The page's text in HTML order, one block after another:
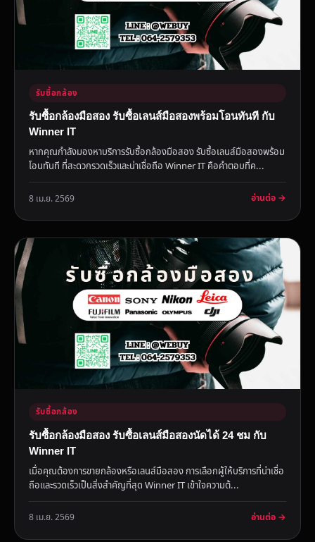
รับซื้อกล้อง
รับซื้อกล้องมือสอง รับซื้อเลนส์มือสองพร้อมโอนทันที กับ
Winner IT
หากคุณกำลังมองหาบริการรับซื้อกล้องมือสอง รับซื้อเลนส์มือสองพร้อม
โอนทันที ที่สะดวกรวดเร็วและน่าเชื่อถือ Winner IT คือคำตอบที่ค...
8 เม.ย. 2569 อ่านต่อ →
รับซื้อกล้อง
รับซื้อกล้องมือสอง รับซื้อเลนส์มือสองนัดได้ 24 ชม กับ
Winner IT
เมื่อคุณต้องการขายกล้องหรือเลนส์มือสอง การเลือกผู้ให้บริการที่น่าเชื่อ
ถือและรวดเร็วเป็นสิ่งสำคัญที่สุด Winner IT เข้าใจความต้...
8 เม.ย. 2569 อ่านต่อ →